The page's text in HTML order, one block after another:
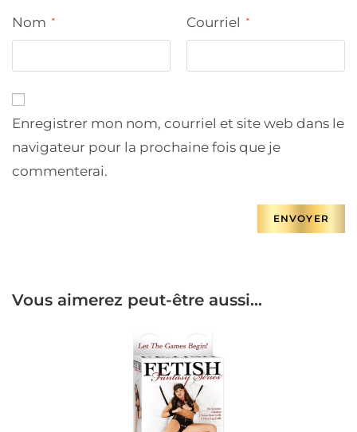
Nom * Courriel *
Enregistrer mon nom, courriel et site web dans le
navigateur pour la prochaine fois que je
commenterai.
Vous aimerez peut-être aussi…